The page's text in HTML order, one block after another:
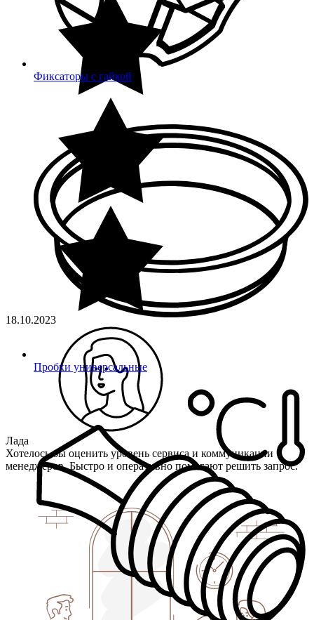
Фиксаторы с гайкой
Пробки универсальные
18.10.2023
Лада
Хотелось бы оценить уровень сервиса и коммуникации
менеджеров. Быстро и оперативно помогают решить запрос.